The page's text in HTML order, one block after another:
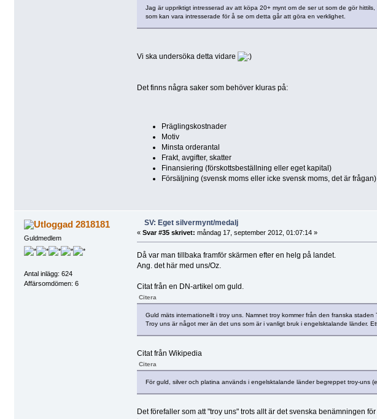
Jag är uppriktigt intresserad av att köpa 20+ mynt om de ser ut som de gör
som kan vara intresserade för å se om detta går att göra en verklighet.
Vi ska undersöka detta vidare
Det finns några saker som behöver kluras på:
Präglingskostnader
Motiv
Minsta orderantal
Frakt, avgifter, skatter
Finansiering (förskottsbeställning eller eget kapital)
Försäljning (svensk moms eller icke svensk moms, det är frågan)
2818181
Guldmedlem
Antal inlägg: 624
Affärsomdömen: 6
SV: Eget silvermynt/medalj
« Svar #35 skrivet: måndag 17, september 2012, 01:07:14 »
Då var man tillbaka framför skärmen efter en helg på landet.
Ang. det här med uns/Oz.
Citat från en DN-artikel om guld.
Citera
Guld mäts internationellt i troy uns. Namnet troy kommer från den franska
Troy uns är något mer än det uns som är i vanligt bruk i engelsktalande länder.
Citat från Wikipedia
Citera
För guld, silver och platina används i engelsktalande länder begreppet troy-uns
Det förefaller som att "troy uns" trots allt är det svenska benämningen